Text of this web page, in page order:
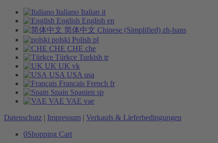
Italiano Italian it
English English en
简体中文 Chinese (Simplified) zh-hans
polski Polish pl
CHE CHE che
Türkçe Turkish tr
UK UK vk
USA USA usa
Français French fr
Spain Spanien sp
VAE VAE vae
Datenschutz | Impressum | Verkaufs & Lieferbedingungen
0Shopping Cart